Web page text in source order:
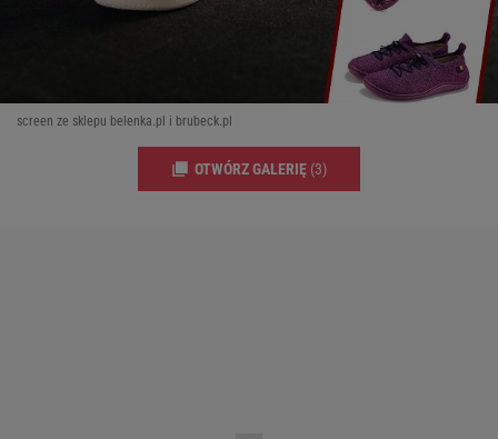
screen ze sklepu belenka.pl i brubeck.pl
OTWÓRZ GALERIĘ (3)